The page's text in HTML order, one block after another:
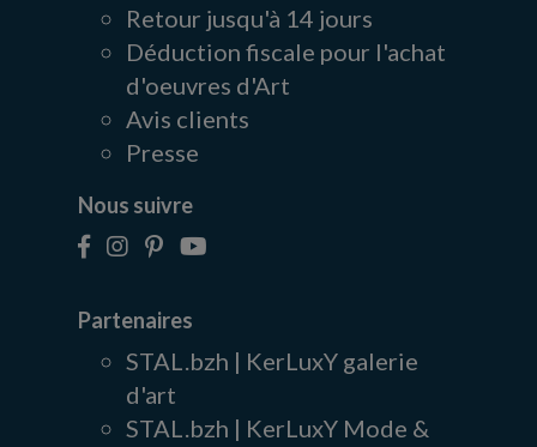
Retour jusqu'à 14 jours
Déduction fiscale pour l'achat
d'oeuvres d'Art
Avis clients
Presse
Nous suivre
Partenaires
STAL.bzh | KerLuxY galerie
d'art
STAL.bzh | KerLuxY Mode &